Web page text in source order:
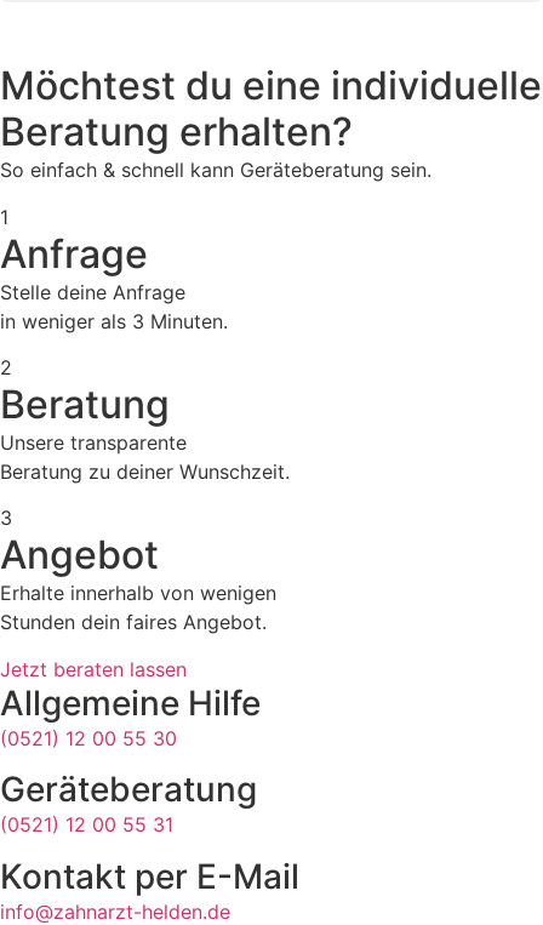
Möchtest du eine individuelle
Beratung erhalten?
So einfach & schnell kann Geräteberatung sein.
1
Anfrage
Stelle deine Anfrage
in weniger als 3 Minuten.
2
Beratung
Unsere transparente
Beratung zu deiner Wunschzeit.
3
Angebot
Erhalte innerhalb von wenigen
Stunden dein faires Angebot.
Jetzt beraten lassen
Allgemeine Hilfe
(0521) 12 00 55 30
Geräteberatung
(0521) 12 00 55 31
Kontakt per E-Mail
info@zahnarzt-helden.de